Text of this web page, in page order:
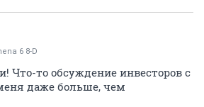
6 8-D
Что-то обсуждение инвесторов с
даже больше, чем